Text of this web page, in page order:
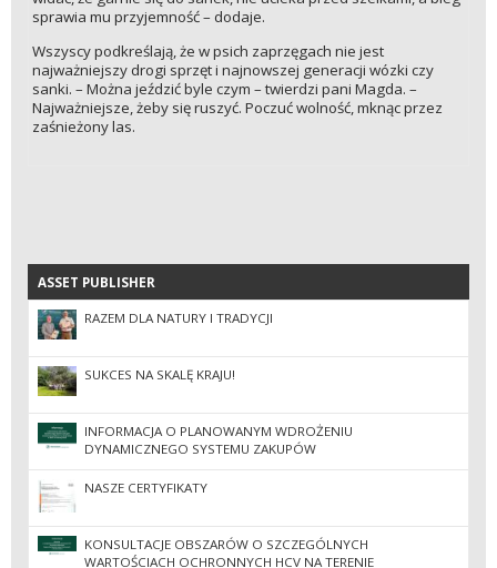
sprawia mu przyjemność – dodaje.
Wszyscy podkreślają, że w psich zaprzęgach nie jest
najważniejszy drogi sprzęt i najnowszej generacji wózki czy
sanki. – Można jeździć byle czym – twierdzi pani Magda. –
Najważniejsze, żeby się ruszyć. Poczuć wolność, mknąc przez
zaśnieżony las.
ASSET PUBLISHER
ASSET PUBLISHER
RAZEM DLA NATURY I TRADYCJI
SUKCES NA SKALĘ KRAJU!
INFORMACJA O PLANOWANYM WDROŻENIU
DYNAMICZNEGO SYSTEMU ZAKUPÓW
NASZE CERTYFIKATY
KONSULTACJE OBSZARÓW O SZCZEGÓLNYCH
WARTOŚCIACH OCHRONNYCH HCV NA TERENIE